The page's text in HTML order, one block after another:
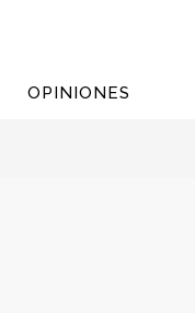
OPINIONES